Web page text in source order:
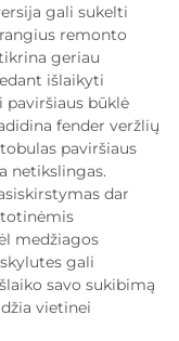
gali sukelti
remonto
geriau
išlaikyti
paviršiaus būklė
fender veržlių
paviršiaus
netikslingas.
dar
medžiagos
gali
savo sukibimą
vietinei